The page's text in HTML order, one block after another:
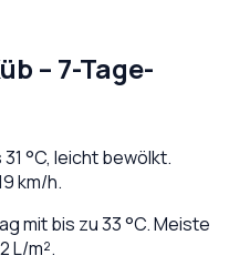
– 7-Tage-
31 °C, leicht bewölkt.
km/h.
mit bis zu 33 °C. Meiste
L/m².